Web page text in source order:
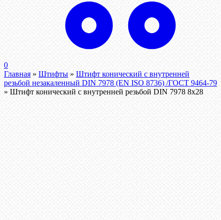
0
Главная » Штифты » Штифт конический с внутренней
резьбой незакаленный DIN 7978 (EN ISO 8736) /ГОСТ 9464-79
» Штифт конический с внутренней резьбой DIN 7978 8х28